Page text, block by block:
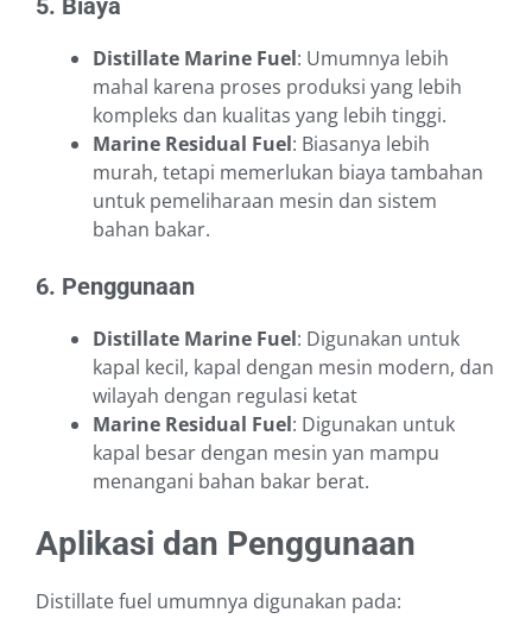
5. Biaya
Distillate Marine Fuel: Umumnya lebih
mahal karena proses produksi yang lebih
kompleks dan kualitas yang lebih tinggi.
Marine Residual Fuel: Biasanya lebih
murah, tetapi memerlukan biaya tambahan
untuk pemeliharaan mesin dan sistem
bahan bakar.
6. Penggunaan
Distillate Marine Fuel: Digunakan untuk
kapal kecil, kapal dengan mesin modern, dan
wilayah dengan regulasi ketat
Marine Residual Fuel: Digunakan untuk
kapal besar dengan mesin yan mampu
menangani bahan bakar berat.
Aplikasi dan Penggunaan
Distillate fuel umumnya digunakan pada: